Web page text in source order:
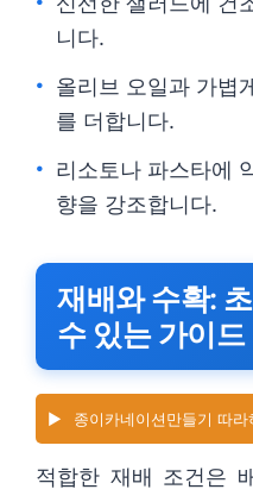
니다.
올리브 오일과 가볍
를 더합니다.
리소토나 파스타에
향을 강조합니다.
재배와 수확:
수 있는 가이드
▶️ 종이카네이션만들기 따
적합한 재배 조건은